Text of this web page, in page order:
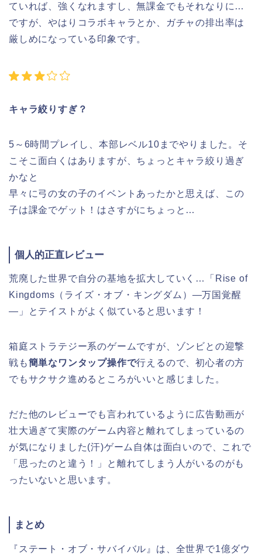
ていれば、強くなれますし、無課金でもそれなりに…
ですが、やはりコラボキャラとか、ガチャの排出率は
厳しめになっている印象です。
キャラ絞りすぎ？
5～6時間プレイし、本部レベル10までやりました。そ
こそこ面白くはありますが、ちょっとキャラ絞り過ぎ
かなと
早々に弓の女の子のイベントあったかと思えば、この
子は課金でゲット！はさすがにちょっと…
個人的正直レビュー
荒廃した世界で自分の基地を拡大していく…「Rise of
Kingdoms（ライズ・オブ・キングダム）―万国覚醒
―」とテイストがよく似ていると思います！
箱庭ストラテジー系のゲームですが、ゾンビとの迎撃
戦も簡単なワンタップ操作で行えるので、初心者の方
でもサクサク進めるところがいいと感じました。
だた他のレビューでも言われているように広告動画が
壮大過ぎて実際のゲーム内容と離れてしまっているの
が気になりました(汗)ゲーム自体は面白いので、これで
「思ったのと違う！」と離れてしまう人がいるのがも
ったいないと思います。
まとめ
『ステート・オブ・サバイバル』は、 全世界で1億ダウ